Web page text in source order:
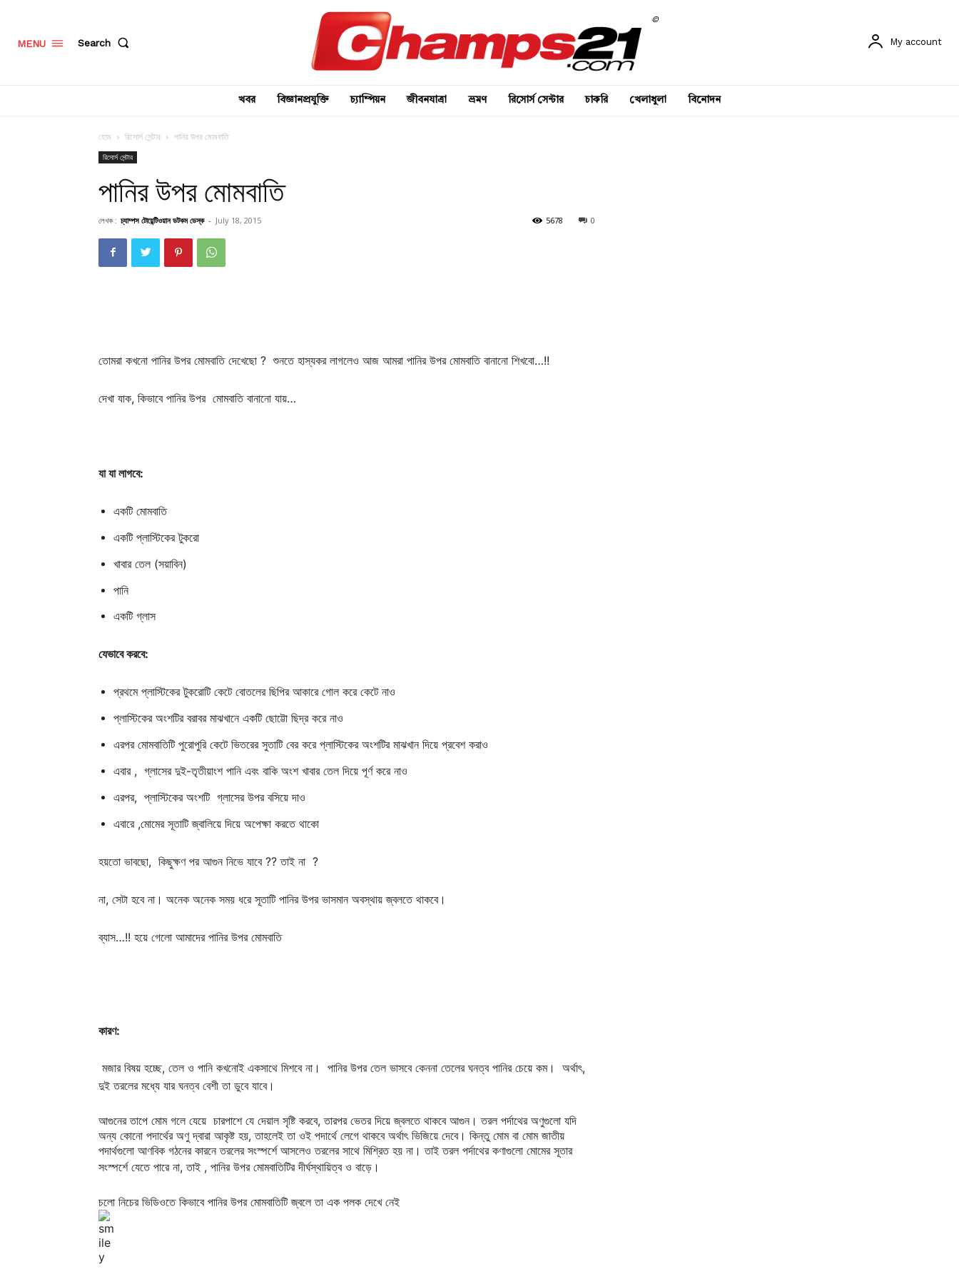
MENU Search
©
My account
খবর বিজ্ঞানপ্রযুক্তি চ্যাম্পিয়ন জীবনযাত্রা ভ্রমণ রিসোর্স সেন্টার চাকরি খেলাধুলা বিনোদন
হোম রিসোর্স সেন্টার পানির উপর মোমবাতি
রিসোর্স সেন্টার
পানির উপর মোমবাতি
লেখক : চ্যাম্পস টোয়েন্টিওয়ান ডটকম ডেস্ক - July 18, 2015 0
5678
তোমরা কখনো পানির উপর মোমবাতি দেখেছো ?শুনতে হাস্যকর লাগলেও আজ আমরা পানির উপর মোমবাতি বানানো শিখবো…!!
দেখা যাক, কিভাবে পানির উপর মোমবাতি বানানো যায়…
যা যা লাগবে:
একটি মোমবাতি
একটি প্লাস্টিকের টুকরো
খাবার তেল (সয়াবিন)
পানি
একটি গ্লাস
যেভাবে করবে:
প্রথমে প্লাস্টিকের টুকরোটি কেটে বোতলের ছিপির আকারে গোল করে কেটে নাও
প্লাস্টিকের অংশটির বরাবর মাঝখানে একটি ছোট্টো ছিদ্র করে নাও
এরপর মোমবাতিটি পুরোপুরি কেটে ভিতরের সুতাটি বের করে প্লাস্টিকের অংশটির মাঝখান দিয়ে প্রবেশ করাও
এবার , গ্লাসের দুই-তৃতীয়াংশ পানি এবং বাকি অংশ খাবার তেল দিয়ে পূর্ণ করে নাও
এরপর, প্লাস্টিকের অংশটি গ্লাসের উপর বসিয়ে দাও
এবারে ,মোমের সূতাটি জ্বালিয়ে দিয়ে অপেক্ষা করতে থাকো
হয়তো ভাবছো, কিছুক্ষণ পর আগুন নিভে যাবে ?? তাই না ?
না, সেটা হবে না। অনেক অনেক সময় ধরে সূতাটি পানির উপর ভাসমান অবস্থায় জ্বলতে থাকবে।
ব্যাস…!! হয়ে গেলো আমাদের পানির উপর মোমবাতি
কারণ:
মজার বিষয় হচ্ছে, তেল ও পানি কখনোই একসাথে মিশবে না।
পানির উপর তেল ভাসবে কেননা তেলের ঘনত্ব পানির চেয়ে কম। অর্থাৎ,
দুই তরলের মধ্যে যার ঘনত্ব বেশী তা ডুবে যাবে।
আগুনের তাপে মোম গলে যেয়ে চারপাশে যে দেয়াল সৃষ্টি করবে, তারপর ভেতর দিয়ে জ্বলতে থাকবে আগুন। তরল পর্দাথের অণুগুলো যদি
অন্য কোনো পদার্থের অণু দ্বারা আকৃষ্ট হয়, তাহলেই তা ওই পদার্থে লেগে থাকবে অর্থাৎ ভিজিয়ে দেবে। কিন্তু মোম বা মোম জাতীয়
পদার্থগুলো আণবিক গঠনের কারনে তরলের সংস্পর্শে আসলেও তরলের সাথে মিশ্রিত হয় না। তাই তরল পর্দাথের কণাগুলো মোমের সূতার
সংস্পর্শে যেতে পারে না, তাই , পানির উপর মোমবাতিটির দীর্ঘস্থায়িত্ব ও বাড়ে।
চলো নিচের ভিডিওতে কিভাবে পানির উপর মোমবাতিটি জ্বলে তা এক পলক দেখে নেই